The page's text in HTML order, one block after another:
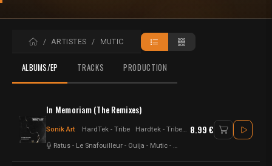
ACCUEIL
ARTISTES MUTIC
ALBUMS/EP TRACKS PRODUCTION
In Memoriam (The Remixes)
Sonik Art HardTek - Tribe Hardtek - Tribecore - Tribe - UK Hardtek - Psytek - Hard Psy - Psytrance - Electro techno - Trance - Frenchcore - Drum n Bass - Dubstep - Breakbeat
Ratus - Le Snafouilleur - Ouija - Mutic - ElmyX
8.99 €